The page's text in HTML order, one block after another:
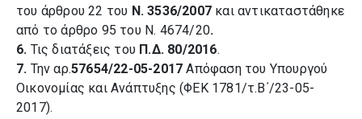
του άρθρου 22 του Ν. 3536/2007 και αντικαταστάθηκε
από το άρθρο 95 του Ν. 4674/20.
6. Τις διατάξεις του Π.Δ. 80/2016.
7. Την αρ.57654/22-05-2017 Απόφαση του Υπουργού
Οικονομίας και Ανάπτυξης (ΦΕΚ 1781/τ.Β΄/23-05-
2017).